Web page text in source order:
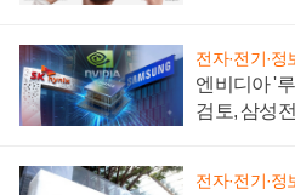
전자·전기·정
엔비디아 '
검토, 삼성
전자·전기·정